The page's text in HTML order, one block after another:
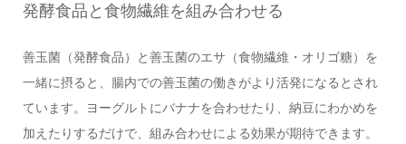
発酵食品と食物繊維を組み合わせる
善玉菌（発酵食品）と善玉菌のエサ（食物繊維・オリゴ糖）を
一緒に摂ると、腸内での善玉菌の働きがより活発になるとされ
ています。ヨーグルトにバナナを合わせたり、納豆にわかめを
加えたりするだけで、組み合わせによる効果が期待できます。